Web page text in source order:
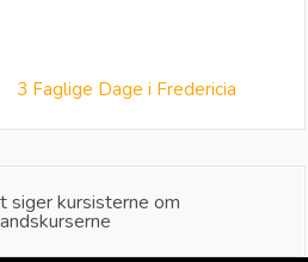
3 Faglige Dage i Fredericia
siger kursisterne om